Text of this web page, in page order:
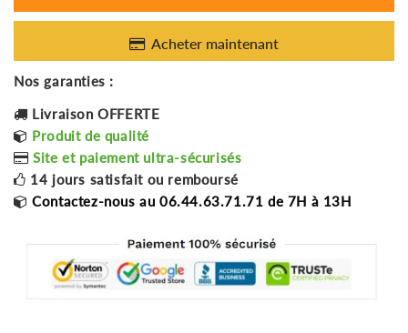
Acheter maintenant
Nos garanties :
Livraison OFFERTE
Produit de qualité
Site et paiement ultra-sécurisés
14 jours satisfait ou remboursé
Contactez-nous au 06.44.63.71.71 de 7H à 13H